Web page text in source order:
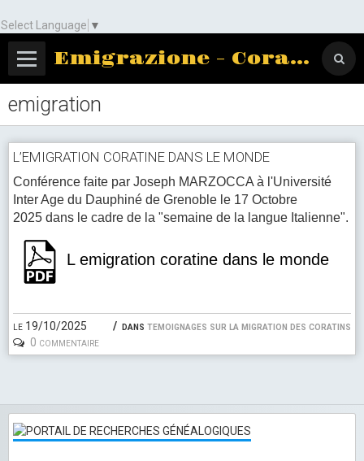
Select Language ▼
Emigrazione - Corato
emigration
L’EMIGRATION CORATINE DANS LE MONDE
le 19/10/2025 dans temoignages sur la migration des coratins
0 commentaire
Conférence faite par Joseph MARZOCCA à l'Université
Inter Age du Dauphiné de Grenoble le 17 Octobre
2025 dans le cadre de la "semaine de la langue Italienne".
L emigration coratine dans le monde